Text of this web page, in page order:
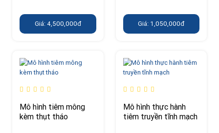
Giá: 4,500,000đ Giá: 1,050,000đ
Mô hình tiêm mông
kèm thụt tháo
Mô hình thực hành
tiêm truyền tĩnh mạch